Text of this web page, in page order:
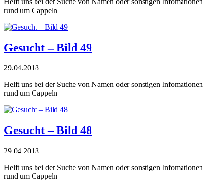
rund um Cappeln
Gesucht – Bild 49
29.04.2018
Helft uns bei der Suche von Namen oder sonstigen Infomationen
rund um Cappeln
Gesucht – Bild 48
29.04.2018
Helft uns bei der Suche von Namen oder sonstigen Infomationen
rund um Cappeln